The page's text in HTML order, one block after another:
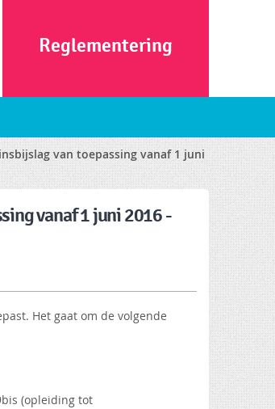
Reglementering
van toepassing vanaf 1 juni
vanaf 1 juni 2016 -
Het gaat om de volgende
(opleiding tot